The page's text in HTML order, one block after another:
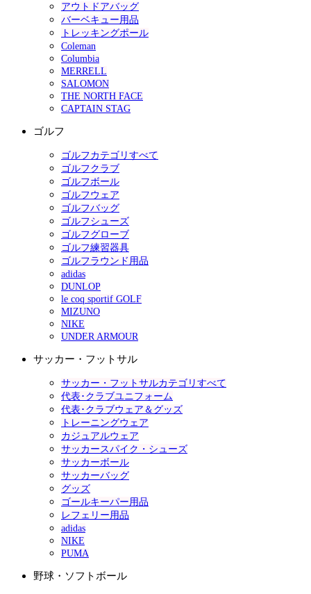
アウトドアバッグ
バーベキュー用品
トレッキングポール
Coleman
Columbia
MERRELL
SALOMON
THE NORTH FACE
CAPTAIN STAG
ゴルフ
ゴルフカテゴリすべて
ゴルフクラブ
ゴルフボール
ゴルフウェア
ゴルフバッグ
ゴルフシューズ
ゴルフグローブ
ゴルフ練習器具
ゴルフラウンド用品
adidas
DUNLOP
le coq sportif GOLF
MIZUNO
NIKE
UNDER ARMOUR
サッカー・フットサル
サッカー・フットサルカテゴリすべて
代表･クラブユニフォーム
代表･クラブウェア＆グッズ
トレーニングウェア
カジュアルウェア
サッカースパイク・シューズ
サッカーボール
サッカーバッグ
グッズ
ゴールキーパー用品
レフェリー用品
adidas
NIKE
PUMA
野球・ソフトボール